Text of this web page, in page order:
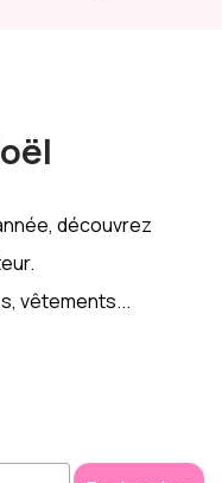
découvrez
vêtements...